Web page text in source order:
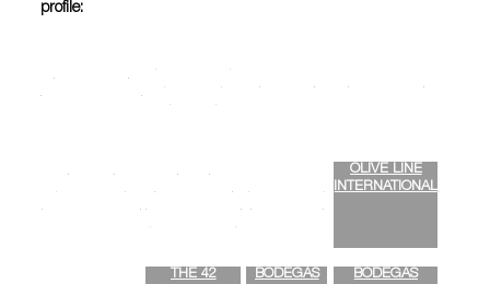
profile:
OLIVE LINE
INTERNATIONAL
THE 42
BODEGAS
BODEGAS